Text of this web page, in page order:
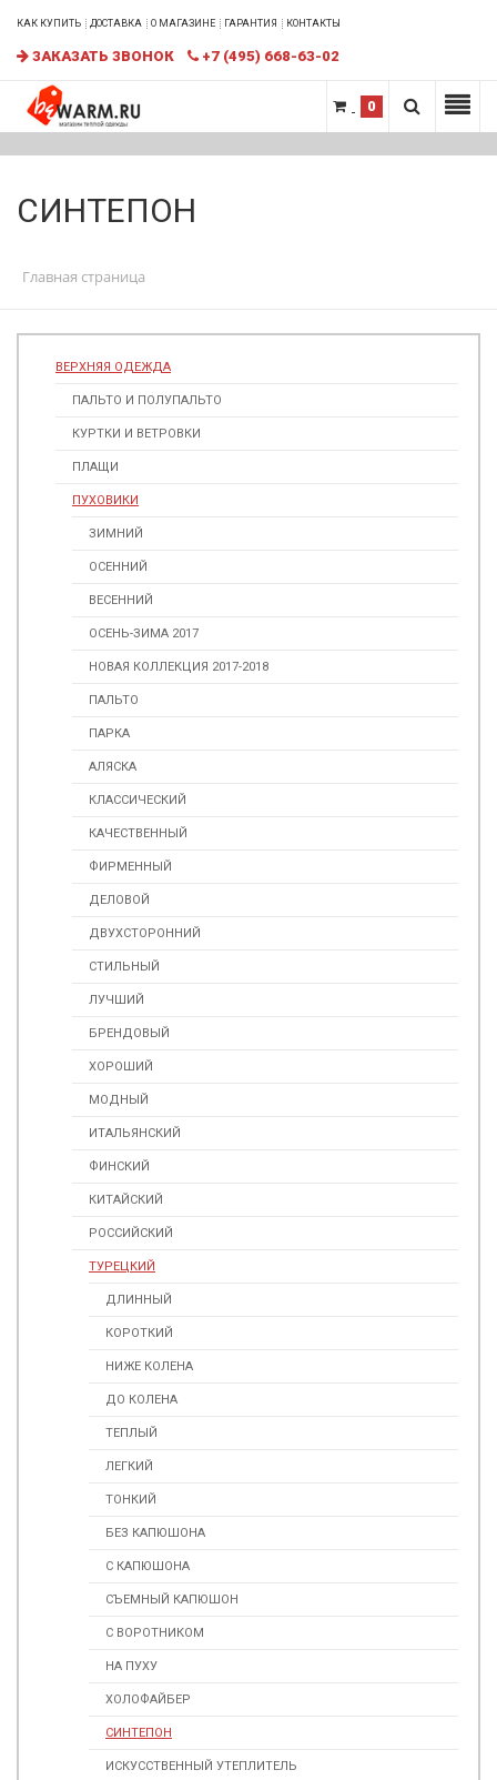
КАК КУПИТЬ ДОСТАВКА О МАГАЗИНЕ ГАРАНТИЯ КОНТАКТЫ
ЗАКАЗАТЬ ЗВОНОК +7 (495) 668-63-02
0
СИНТЕПОН
Главная страница
ВЕРХНЯЯ ОДЕЖДА
ПАЛЬТО И ПОЛУПАЛЬТО
КУРТКИ И ВЕТРОВКИ
ПЛАЩИ
ПУХОВИКИ
ЗИМНИЙ
ОСЕННИЙ
ВЕСЕННИЙ
ОСЕНЬ-ЗИМА 2017
НОВАЯ КОЛЛЕКЦИЯ 2017-2018
ПАЛЬТО
ПАРКА
АЛЯСКА
КЛАССИЧЕСКИЙ
КАЧЕСТВЕННЫЙ
ФИРМЕННЫЙ
ДЕЛОВОЙ
ДВУХСТОРОННИЙ
СТИЛЬНЫЙ
ЛУЧШИЙ
БРЕНДОВЫЙ
ХОРОШИЙ
МОДНЫЙ
ИТАЛЬЯНСКИЙ
ФИНСКИЙ
КИТАЙСКИЙ
РОССИЙСКИЙ
ТУРЕЦКИЙ
ДЛИННЫЙ
КОРОТКИЙ
НИЖЕ КОЛЕНА
ДО КОЛЕНА
ТЕПЛЫЙ
ЛЕГКИЙ
ТОНКИЙ
БЕЗ КАПЮШОНА
С КАПЮШОНА
СЪЕМНЫЙ КАПЮШОН
С ВОРОТНИКОМ
НА ПУХУ
ХОЛОФАЙБЕР
СИНТЕПОН
ИСКУССТВЕННЫЙ УТЕПЛИТЕЛЬ